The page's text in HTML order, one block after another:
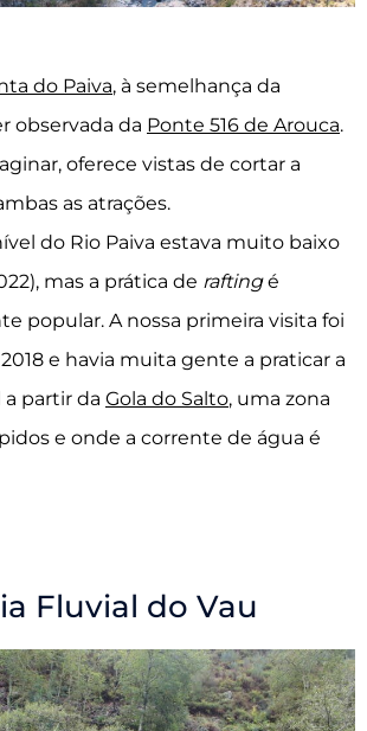
do Paiva, à semelhança da
observada da Ponte 516 de Arouca.
oferece vistas de cortar a
as atrações.
do Rio Paiva estava muito baixo
mas a prática de raftingé
popular. A nossa primeira visita foi
e havia muita gente a praticar a
a partir da Gola do Salto, uma zona
e onde a corrente de água é
Fluvial do Vau